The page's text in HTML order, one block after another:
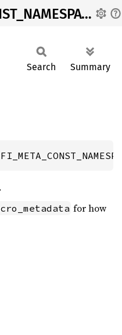
UNIFFI_META_CONST_NAMESPACE_BITWARDEN_SSH
Search Summary
for how